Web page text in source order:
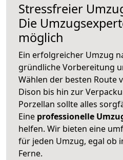
Stressfreier
Die
möglich
Ein erfolgreicher Umzug
gründliche Vorbereitung
Wählen der besten Route
Dison bis hin zur
Porzellan sollte alles
Eine professionelle
helfen. Wir bieten eine
für jeden Umzug, egal ob
Ferne.